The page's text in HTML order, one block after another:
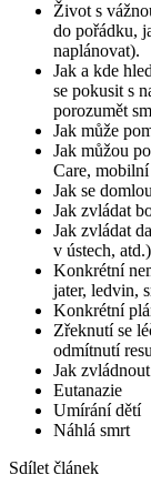
Život s
do pořádku,
naplánovat).
Jak a kde
se pokusit s
porozumět
Jak může
Jak můžou
Care,
Jak se
Jak zvládat
Jak zvládat
v ústech,
Konkrétní
jater, ledvin,
Konkrétní
Zřeknutí se
odmítnutí
Jak
Eutanazie
Umírání dětí
Náhlá smrt
Sdílet článek